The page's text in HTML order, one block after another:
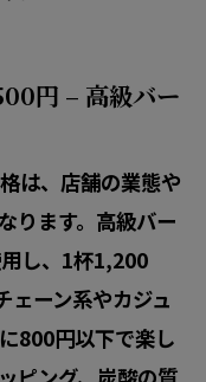
円 – 高級バー
は、店舗の業態や
ります。高級バー
し、1杯1,200
ェーン系やカジュ
800円以下で楽し